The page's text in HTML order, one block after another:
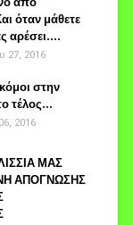
όταν μάθετε
αρέσει....
27, 2016
στην
τέλος...
2016
ΜΑΣ
ΑΠΟΓΝΩΣΗΣ